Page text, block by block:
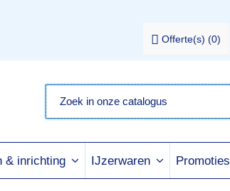
Offerte(s) (0)
& inrichting IJzerwaren Promoties